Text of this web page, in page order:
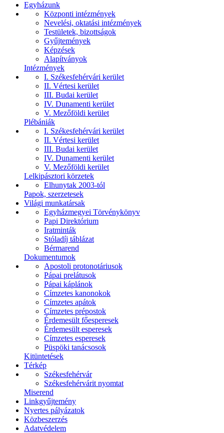
Egyházunk
Központi intézmények
Nevelési, oktatási intézmények
Testületek, bizottságok
Gyűjtemények
Képzések
Alapítványok
Intézmények
I. Székesfehérvári kerület
II. Vértesi kerület
III. Budai kerület
IV. Dunamenti kerület
V. Mezőföldi kerület
Plébániák
I. Székesfehérvári kerület
II. Vértesi kerület
III. Budai kerület
IV. Dunamenti kerület
V. Mezőföldi kerület
Lelkipásztori körzetek
Elhunytak 2003-tól
Papok, szerzetesek
Világi munkatársak
Egyházmegyei Törvénykönyv
Papi Direktórium
Iratminták
Stóladíj táblázat
Bérmarend
Dokumentumok
Apostoli protonotáriusok
Pápai prelátusok
Pápai káplánok
Címzetes kanonokok
Címzetes apátok
Címzetes prépostok
Érdemesült főesperesek
Érdemesült esperesek
Címzetes esperesek
Püspöki tanácsosok
Kitüntetések
Térkép
Székesfehérvár
Székesfehérvárit nyomtat
Miserend
Linkgyűjtemény
Nyertes pályázatok
Közbeszerzés
Adatvédelem